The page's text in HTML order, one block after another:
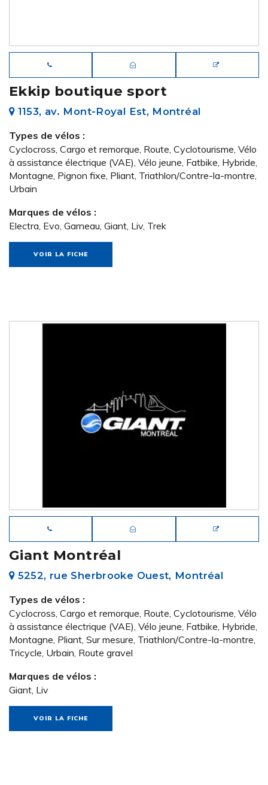
Ekkip boutique sport
1153, av. Mont-Royal Est, Montréal
Types de vélos :
Cyclocross, Cargo et remorque, Route, Cyclotourisme, Vélo
à assistance électrique (VAE), Vélo jeune, Fatbike, Hybride,
Montagne, Pignon fixe, Pliant, Triathlon/Contre-la-montre,
Urbain
Marques de vélos :
Electra, Evo, Garneau, Giant, Liv, Trek
VOIR LA FICHE
Giant Montréal
5252, rue Sherbrooke Ouest, Montréal
Types de vélos :
Cyclocross, Cargo et remorque, Route, Cyclotourisme, Vélo
à assistance électrique (VAE), Vélo jeune, Fatbike, Hybride,
Montagne, Pliant, Sur mesure, Triathlon/Contre-la-montre,
Tricycle, Urbain, Route gravel
Marques de vélos :
Giant, Liv
VOIR LA FICHE